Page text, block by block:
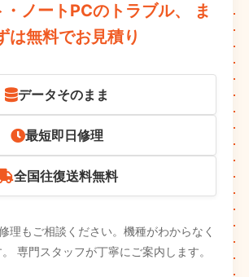
ノートPCのトラブル、
ま
は無料でお見積り
データそのまま
最短即日修理
全国往復送料無料
理もご相談ください。機種がわからなく
専門スタッフが丁寧にご案内します。